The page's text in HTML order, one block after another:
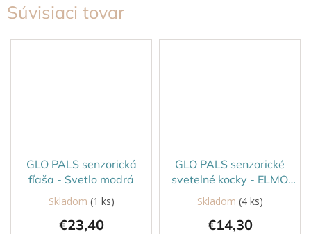
Súvisiaci tovar
GLO PALS senzorická
fľaša - Svetlo modrá
Skladom (1 ks)
€23,40
GLO PALS senzorické
svetelné kocky - ELMO
červená
Skladom (4 ks)
€14,30